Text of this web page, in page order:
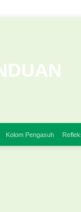
Kolom Pengasuh